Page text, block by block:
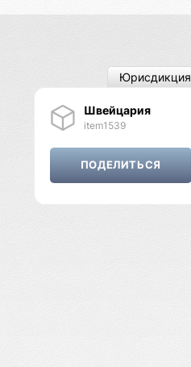
Швейцария
item1539
Юрисдикция